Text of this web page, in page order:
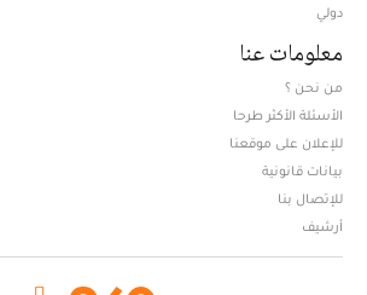
دولي
معلومات عنا
من نحن ؟
الأسئلة الأكثر طرحا
للإعلان على موقعنا
بيانات قانونية
للإتصال بنا
أرشيف